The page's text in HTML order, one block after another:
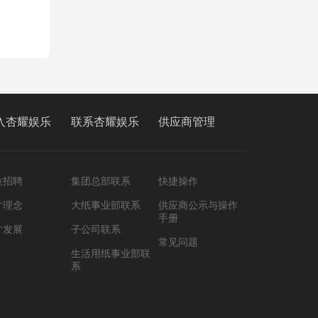
杏耀娱乐
招聘
理念
发展
联系杏耀娱乐
集团总部联系
大纸事业部联系
子公司联系
生活用纸事业部联
系
供应商管理
快捷操作
供应商公示与操作
手册
常见问题